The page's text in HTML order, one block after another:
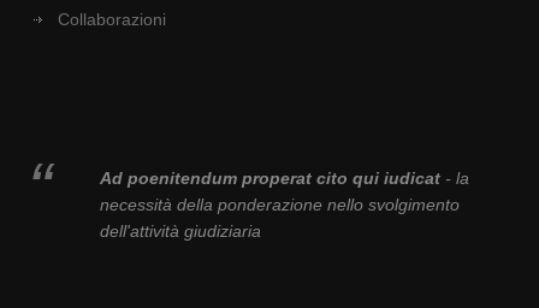
Collaborazioni
Ad poenitendum properat cito qui iudicat- la
necessità della ponderazione nello svolgimento
dell'attività giudiziaria